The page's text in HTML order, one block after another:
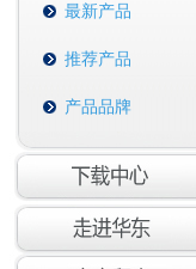
最新产品
推荐产品
产品品牌